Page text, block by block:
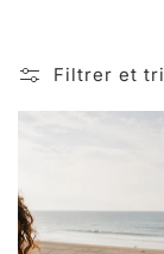
Filtrer et